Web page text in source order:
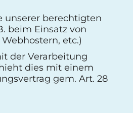
unserer berechtigten
beim Einsatz von
etc.)
der Verarbeitung
dies mit einem
gem. Art. 28